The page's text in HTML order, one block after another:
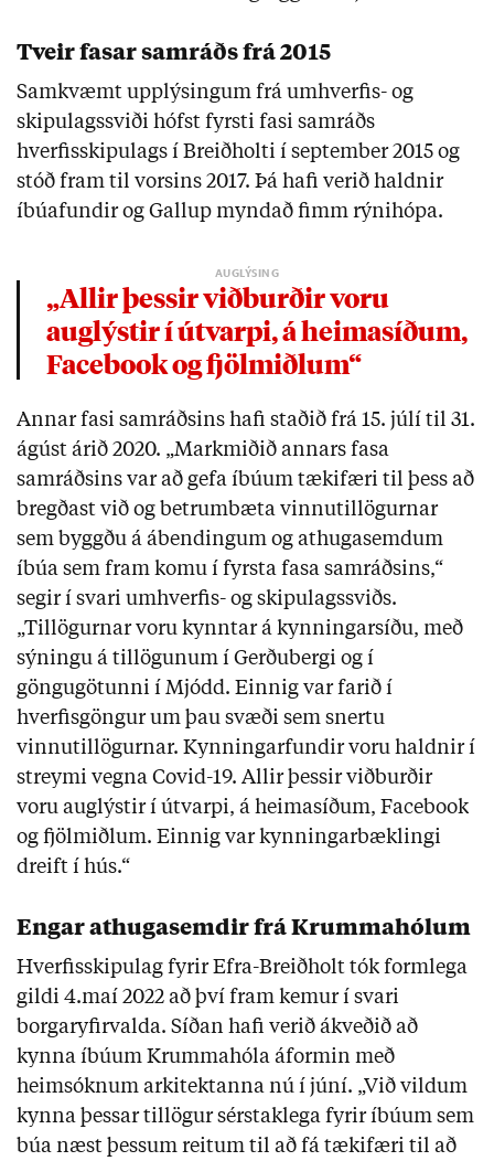
Tveir fasar samráðs frá 2015
Samkvæmt upplýsingum frá umhverfis- og
skipulagssviði hófst fyrsti fasi samráðs
hverfisskipulags í Breiðholti í september 2015 og
stóð fram til vorsins 2017. Þá hafi verið haldnir
íbúafundir og Gallup myndað fimm rýnihópa.
„Allir þessir viðburðir voru
auglýstir í útvarpi, á heimasíðum,
Facebook og fjölmiðlum“
Annar fasi samráðsins hafi staðið frá 15. júlí til 31.
ágúst árið 2020. „Markmiðið annars fasa
samráðsins var að gefa íbúum tækifæri til þess að
bregðast við og betrumbæta vinnutillögurnar
sem byggðu á ábendingum og athugasemdum
íbúa sem fram komu í fyrsta fasa samráðsins,“
segir í svari umhverfis- og skipulagssviðs.
„Tillögurnar voru kynntar á kynningarsíðu, með
sýningu á tillögunum í Gerðubergi og í
göngugötunni í Mjódd. Einnig var farið í
hverfisgöngur um þau svæði sem snertu
vinnutillögurnar. Kynningarfundir voru haldnir í
streymi vegna Covid-19. Allir þessir viðburðir
voru auglýstir í útvarpi, á heimasíðum, Facebook
og fjölmiðlum. Einnig var kynningarbæklingi
dreift í hús.“
Engar athugasemdir frá Krummahólum
Hverfisskipulag fyrir Efra-Breiðholt tók formlega
gildi 4.maí 2022 að því fram kemur í svari
borgaryfirvalda. Síðan hafi verið ákveðið að
kynna íbúum Krummahóla áformin með
heimsóknum arkitektanna nú í júní. „Við vildum
kynna þessar tillögur sérstaklega fyrir íbúum sem
búa næst þessum reitum til að fá tækifæri til að